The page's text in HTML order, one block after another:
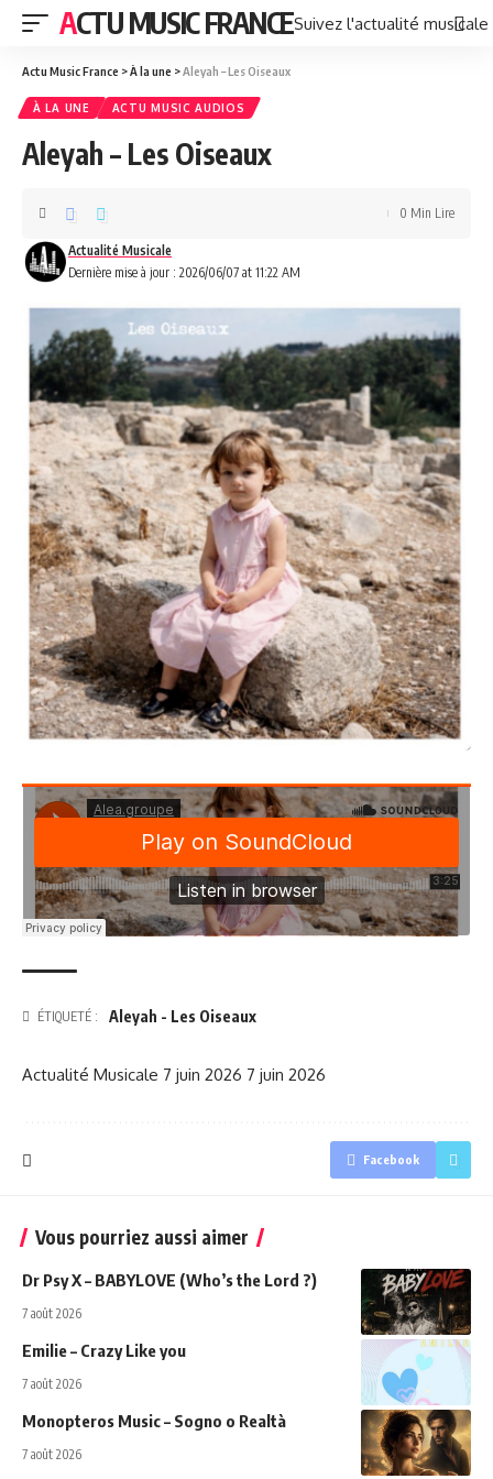
ACTU MUSIC FRANCESuivez l'actualité
Actu Music France >À la une >Aleyah – Les Oiseaux
À LA UNE ACTU MUSIC AUDIOS
Aleyah – Les Oiseaux
Dernière mise à jour : 2026/06/07 at 11:22 AM
Actualité Musicale
0 Min Lire
ÉTIQUETÉ : Aleyah - Les Oiseaux
Actualité Musicale 7 juin 2026 7 juin 2026
Facebook
Vous pourriez aussi aimer
Dr Psy X – BABYLOVE (Who’s the Lord ?)
7 août 2026
Emilie – Crazy Like you
7 août 2026
Monopteros Music – Sogno o Realtà
7 août 2026